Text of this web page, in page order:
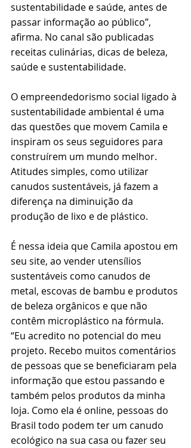
sustentabilidade e saúde, antes de
passar informação ao público”,
afirma. No canal são publicadas
receitas culinárias, dicas de beleza,
saúde e sustentabilidade.
O empreendedorismo social ligado à
sustentabilidade ambiental é uma
das questões que movem Camila e
inspiram os seus seguidores para
construírem um mundo melhor.
Atitudes simples, como utilizar
canudos sustentáveis, já fazem a
diferença na diminuição da
produção de lixo e de plástico.
É nessa ideia que Camila apostou em
seu site, ao vender utensílios
sustentáveis como canudos de
metal, escovas de bambu e produtos
de beleza orgânicos e que não
contêm microplástico na fórmula.
“Eu acredito no potencial do meu
projeto. Recebo muitos comentários
de pessoas que se beneficiaram pela
informação que estou passando e
também pelos produtos da minha
loja. Como ela é online, pessoas do
Brasil todo podem ter um canudo
ecológico na sua casa ou fazer seu